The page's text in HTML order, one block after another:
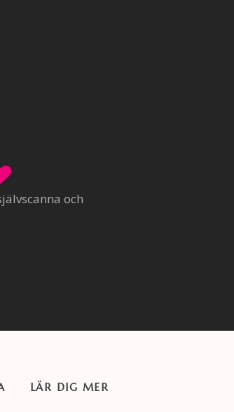
och
LÄR DIG MER